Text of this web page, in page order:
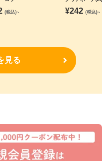
(税込)~ ¥242 (税込)~
見る